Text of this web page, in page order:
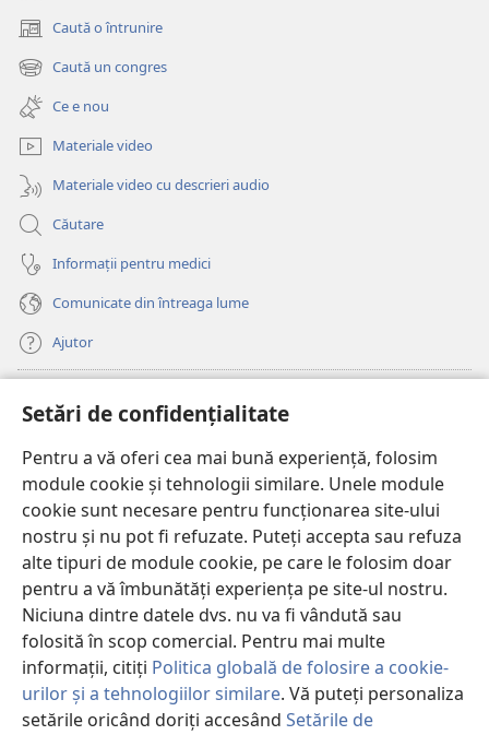
Setări de confidențialitate
Pentru a vă oferi cea mai bună experiență, folosim
module cookie și tehnologii similare. Unele module
cookie sunt necesare pentru funcționarea site-ului
nostru și nu pot fi refuzate. Puteți accepta sau refuza
alte tipuri de module cookie, pe care le folosim doar
pentru a vă îmbunătăți experiența pe site-ul nostru.
Niciuna dintre datele dvs. nu va fi vândută sau
folosită în scop comercial. Pentru mai multe
informații, citiți Politica globală de folosire a cookie-
urilor și a tehnologiilor similare. Vă puteți personaliza
setările oricând doriți accesând Setările de
Caută o întrunire
(se
deschide
o
fereastră
nouă)
Caută un congres
(se
deschide
o
fereastră
nouă)
Ce e nou
Materiale video
Materiale video cu descrieri audio
Căutare
Informații pentru medici
Comunicate din întreaga lume
Ajutor
(se
deschide
o
fereastră
nouă)
Watchtower – BIBLIOTECĂ ONLINE™
(se
deschide
o
fereastră
JW Hub ®
(se
deschide
o
fereastră
nouă)
JW Library®
Watchtower Library
Copyright© 2026 Watch Tower Bible and Tract Society of Pennsylvania.